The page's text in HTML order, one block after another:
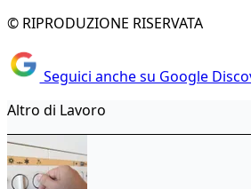
© RIPRODUZIONE RISERVATA
Seguici anche su Google
Altro di Lavoro